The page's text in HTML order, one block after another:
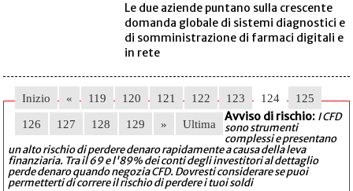
Le due aziende puntano sulla crescente
domanda globale di sistemi diagnostici e
di somministrazione di farmaci digitali e
in rete
Inizio « 119 120 121 122 123 124 125
126 127 128 129 » Ultima
Avviso di rischio: I CFD
sono strumenti
complessi e presentano
un alto rischio di perdere denaro rapidamente a causa della leva
finanziaria. Tra il 69 e l'89% dei conti degli investitori al dettaglio
perde denaro quando negozia CFD. Dovresti considerare se puoi
permetterti di correre il rischio di perdere i tuoi soldi